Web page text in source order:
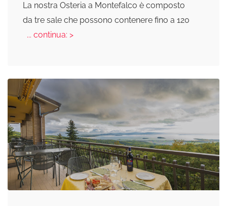
La nostra Osteria a Montefalco è composto
da tre sale che possono contenere fino a 120
... continua: >